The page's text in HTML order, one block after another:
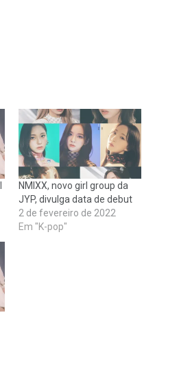
NMIXX, novo girl group da
JYP, divulga data de debut
2 de fevereiro de 2022
Em "K-pop"